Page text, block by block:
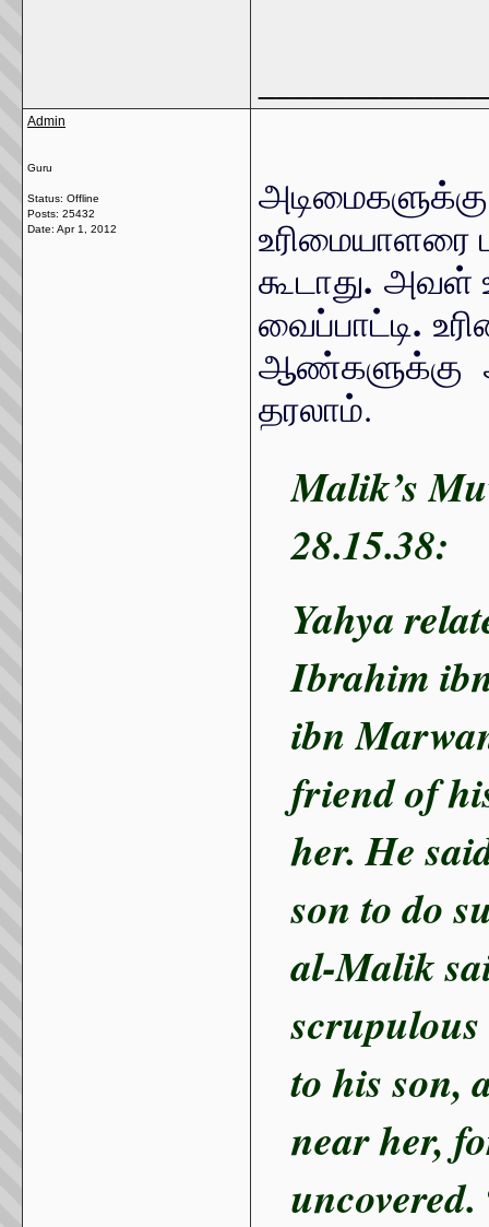
Admin
Guru
Status: Offline
Posts: 25432
Date: Apr 1, 2012
அடிமைகளுக்கு
கூடாது. அவள்
வைப்பாட்டி.
ஆண்களுக்கு
தரலாம்.
Malik’s
28.15.38:
Yahya
Ibrahim
ibn
friend of
her. He
son to do
al-Malik
to his son,
near her,
uncovered.